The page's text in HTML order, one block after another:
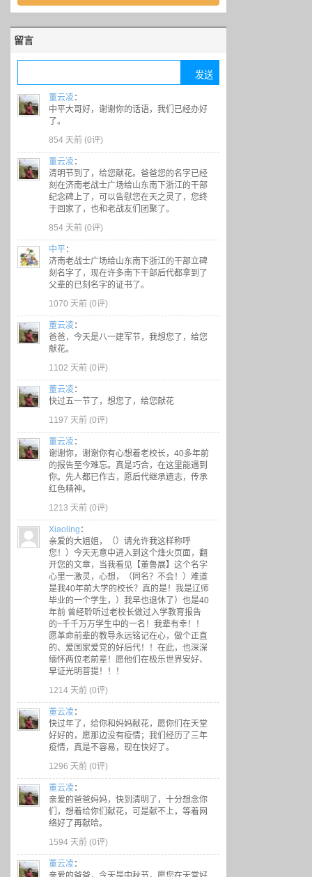
留言
董云凌：
中平大哥好，谢谢你的话语，我们已经办好
了。
854 天前 (0评)
董云凌：
清明节到了，给您献花。爸爸您的名字已经
刻在济南老战士广场给山东南下浙江的干部
纪念碑上了，可以告慰您在天之灵了，您终
于回家了，也和老战友们团聚了。
854 天前 (0评)
中平：
济南老战士广场给山东南下浙江的干部立碑
刻名字了，现在许多南下干部后代都拿到了
父辈的已刻名字的证书了。
1070 天前 (0评)
董云凌：
爸爸，今天是八一建军节，我想您了，给您
献花。
1102 天前 (0评)
董云凌：
快过五一节了，想您了，给您献花
1197 天前 (0评)
董云凌：
谢谢你，谢谢你有心想着老校长，40多年前
的报告至今难忘。真是巧合，在这里能遇到
你。先人都已作古，愿后代继承遗志，传承
红色精神。
1213 天前 (0评)
Xiaoling ：
亲爱的大姐姐，（）请允许我这样称呼
您！）今天无意中进入到这个烽火页面，翻
开您的文章，当我看见【董鲁展】这个名字
心里一激灵，心想，（同名？不会！）难道
是我40年前大学的校长？真的是！我是辽师
毕业的一个学生，）我早也退休了）也是40
年前 曾经聆听过老校长做过入学教育报告
的~千千万万学生中的一名！我辈有幸！！
愿革命前辈的教导永远铭记在心，做个正直
的、爱国家爱党的好后代！！在此，也深深
缅怀两位老前辈！愿他们在极乐世界安好、
早证光明菩提！！！
1214 天前 (0评)
董云凌：
快过年了，给你和妈妈献花，愿你们在天堂
好好的，愿那边没有疫情；我们经历了三年
疫情，真是不容易，现在快好了。
1296 天前 (0评)
董云凌：
亲爱的爸爸妈妈，快到清明了，十分想念你
们，想着给你们献花，可是献不上，等着网
络好了再献哈。
1594 天前 (0评)
董云凌：